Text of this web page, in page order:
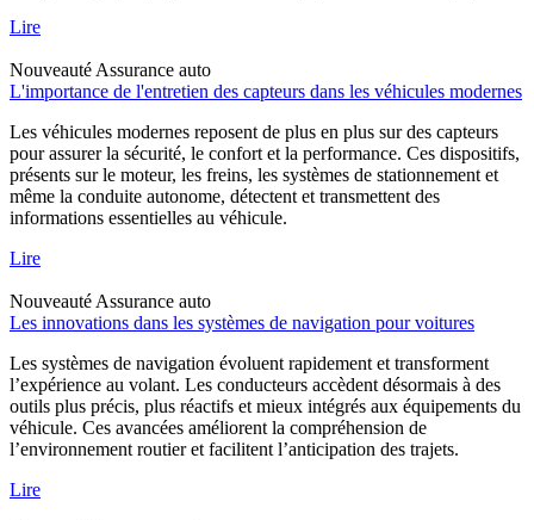
Lire
Nouveauté Assurance auto
L'importance de l'entretien des capteurs dans les véhicules modernes
Les véhicules modernes reposent de plus en plus sur des capteurs
pour assurer la sécurité, le confort et la performance. Ces dispositifs,
présents sur le moteur, les freins, les systèmes de stationnement et
même la conduite autonome, détectent et transmettent des
informations essentielles au véhicule.
Lire
Nouveauté Assurance auto
Les innovations dans les systèmes de navigation pour voitures
Les systèmes de navigation évoluent rapidement et transforment
l’expérience au volant. Les conducteurs accèdent désormais à des
outils plus précis, plus réactifs et mieux intégrés aux équipements du
véhicule. Ces avancées améliorent la compréhension de
l’environnement routier et facilitent l’anticipation des trajets.
Lire